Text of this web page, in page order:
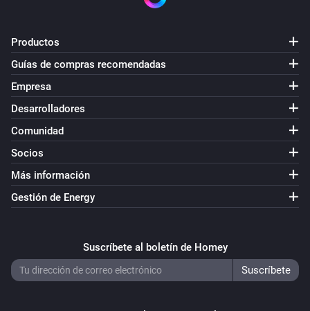
Productos
Guías de compras recomendadas
Empresa
Desarrolladores
Comunidad
Socios
Más información
Gestión de Energy
Suscríbete al boletín de Homey